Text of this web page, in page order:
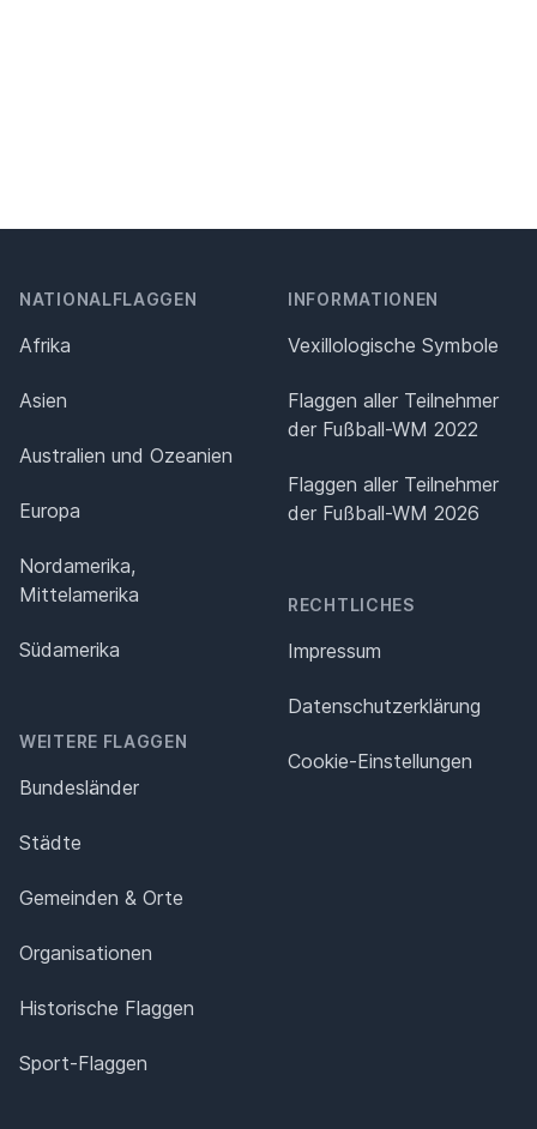
NATIONALFLAGGEN
Afrika
Asien
Australien und Ozeanien
Europa
Nordamerika,
Mittelamerika
Südamerika
WEITERE FLAGGEN
Bundesländer
Städte
Gemeinden & Orte
Organisationen
Historische Flaggen
Sport-Flaggen
INFORMATIONEN
Vexillologische Symbole
Flaggen aller Teilnehmer
der Fußball-WM 2022
Flaggen aller Teilnehmer
der Fußball-WM 2026
RECHTLICHES
Impressum
Datenschutz­erklärung
Cookie-Einstellungen